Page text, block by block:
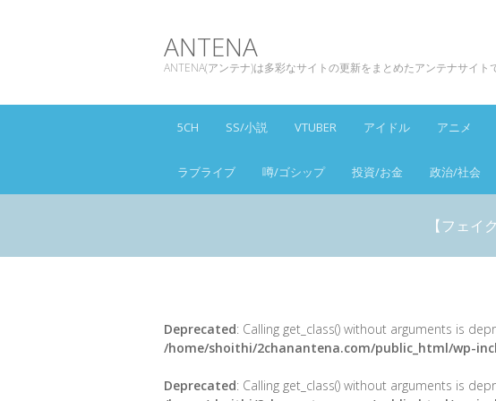
ANTENA
ANTENA(アンテナ)は多彩なサイトの更新をまとめたアンテナサイト
5CH SS/小説 VTUBER アイドル アニメ
ラブライブ 噂/ゴシップ 投資/お金 政治/社会
【フェイ
Deprecated: Calling get_class() without arguments is
/home/shoithi/2chanantena.com/public_html/wp-
Deprecated: Calling get_class() without arguments is